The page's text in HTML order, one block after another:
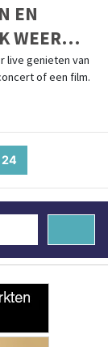
EN
WEER
live genieten van
of een film.
24